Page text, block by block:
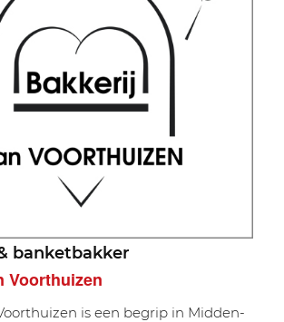
banketbakker
Voorthuizen
is een begrip in Midden-